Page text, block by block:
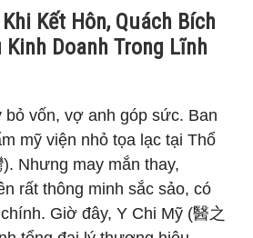
Kết Hôn, Quách Bích
Doanh Trong Lĩnh
bỏ vốn, vợ anh góp sức. Ban
mỹ viện nhỏ tọa lạc tại Thổ
Nhưng may mắn thay,
rất thông minh sắc sảo, có
Giờ đây, Y Chi Mỹ (醫之